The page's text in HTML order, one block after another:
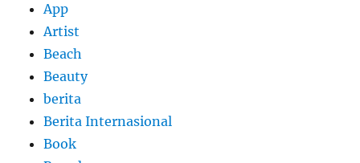
App
Artist
Beach
Beauty
berita
Berita Internasional
Book